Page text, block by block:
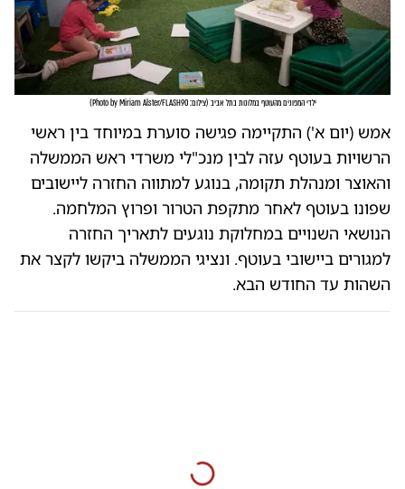
ילדי המפונים מהעוטף במלונות בתל אביב (צילום: Photo by Miriam Alster/FLASH90 )
אמש (יום א') התקיימה פגישה סוערת במיוחד בין ראשי
הרשויות בעוטף עזה לבין מנכ"לי משרדי ראש הממשלה
והאוצר ומנהלת תקומה, בנוגע למתווה החזרה ליישובים
שפונו בעוטף לאחר מתקפת הטרור ופרוץ המלחמה.
הנושאי השנויים במחלוקת נוגעים לתאריך החזרה
למגורים ביישובי בעוטף. ונציגי הממשלה ביקשו לקצר את
השהות עד החודש הבא.